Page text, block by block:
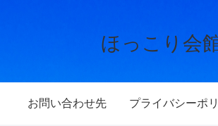
ほっこり会
お問い合わせ先